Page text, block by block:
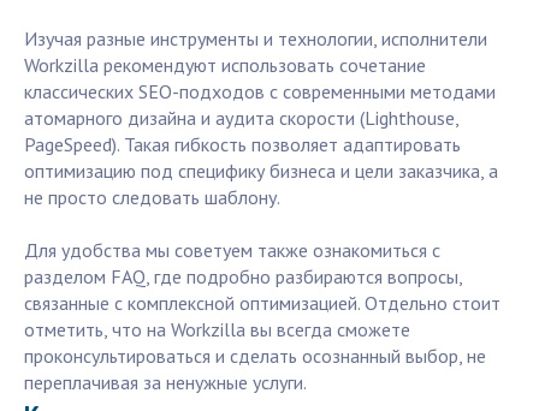
Изучая разные инструменты и технологии, исполнители
Workzilla рекомендуют использовать сочетание
классических SEO-подходов с современными методами
атомарного дизайна и аудита скорости (Lighthouse,
PageSpeed). Такая гибкость позволяет адаптировать
оптимизацию под специфику бизнеса и цели заказчика, а
не просто следовать шаблону.
Для удобства мы советуем также ознакомиться с
разделом FAQ, где подробно разбираются вопросы,
связанные с комплексной оптимизацией. Отдельно стоит
отметить, что на Workzilla вы всегда сможете
проконсультироваться и сделать осознанный выбор, не
переплачивая за ненужные услуги.